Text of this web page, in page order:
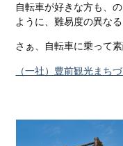
自転車が好きな方も、
ように、難易度の異な
さぁ、自転車に乗って
（一社）豊前観光まち